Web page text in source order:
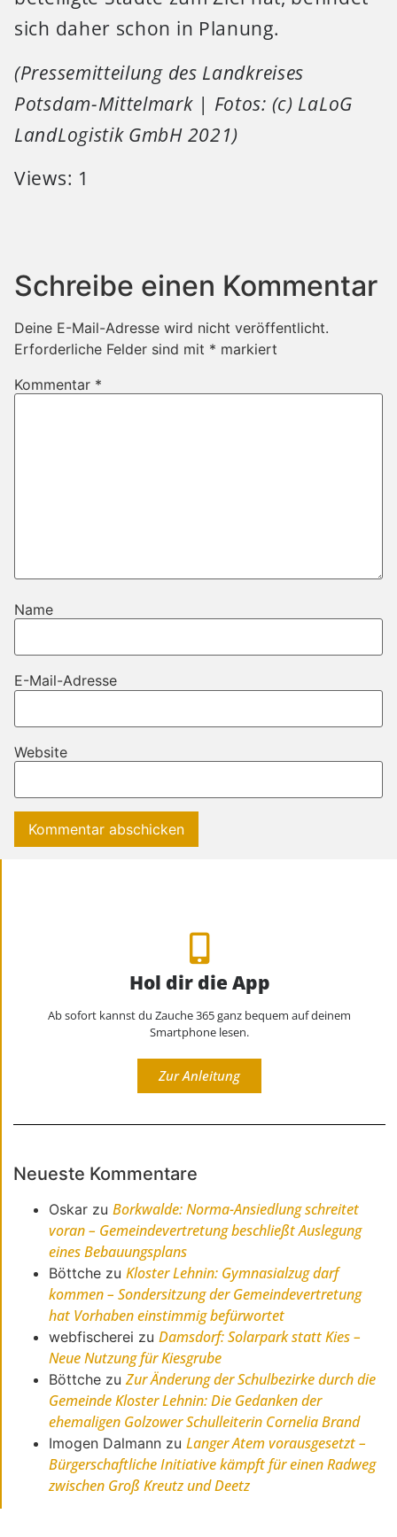
sich daher schon in Planung.
(Pressemitteilung des Landkreises
Potsdam-Mittelmark | Fotos: (c) LaLoG
LandLogistik GmbH 2021)
Views: 1
Schreibe einen Kommentar
Deine E-Mail-Adresse wird nicht veröffentlicht.
Erforderliche Felder sind mit * markiert
Kommentar *
Name
E-Mail-Adresse
Website
Hol dir die App
Ab sofort kannst du Zauche 365 ganz bequem auf deinem
Smartphone lesen.
Zur Anleitung
Neueste Kommentare
Oskar zuBorkwalde: Norma-Ansiedlung schreitet
voran – Gemeindevertretung beschließt Auslegung
eines Bebauungsplans
Böttche zuKloster Lehnin: Gymnasialzug darf
kommen – Sondersitzung der Gemeindevertretung
hat Vorhaben einstimmig befürwortet
webfischerei zuDamsdorf: Solarpark statt Kies –
Neue Nutzung für Kiesgrube
Böttche zuZur Änderung der Schulbezirke durch die
Gemeinde Kloster Lehnin: Die Gedanken der
ehemaligen Golzower Schulleiterin Cornelia Brand
Imogen Dalmann zuLanger Atem vorausgesetzt –
Bürgerschaftliche Initiative kämpft für einen Radweg
zwischen Groß Kreutz und Deetz